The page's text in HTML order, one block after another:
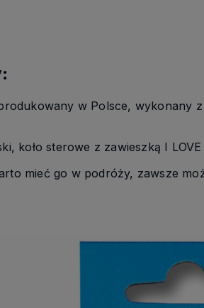
w Polsce, wykonany
koło sterowe z zawieszką I LOVE
mieć go w podróży, zawsze